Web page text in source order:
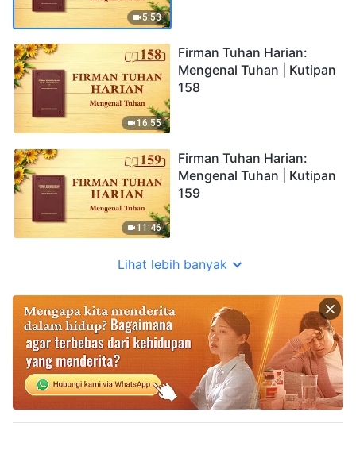
5:53
16:55
Firman Tuhan Harian:
Mengenal Tuhan | Kutipan
158
11:46
Firman Tuhan Harian:
Mengenal Tuhan | Kutipan
159
Lihat lebih banyak